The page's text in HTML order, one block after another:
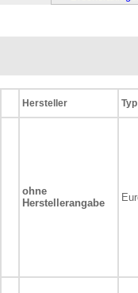
Hersteller Typ
ohne
Herstellerangabe